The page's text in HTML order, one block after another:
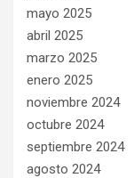
mayo 2025
abril 2025
marzo 2025
enero 2025
noviembre 2024
octubre 2024
septiembre 2024
agosto 2024